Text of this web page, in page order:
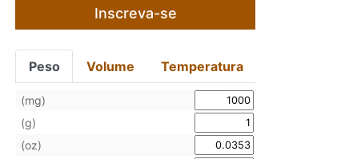
Inscreva-se
Peso Volume Temperatura
(mg)
(g)
(oz)